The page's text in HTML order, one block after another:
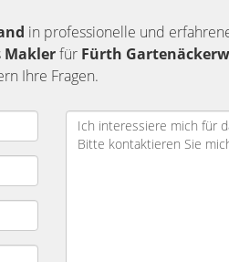
in professionelle und
Maklerfür Fürth
Ihre Fragen.